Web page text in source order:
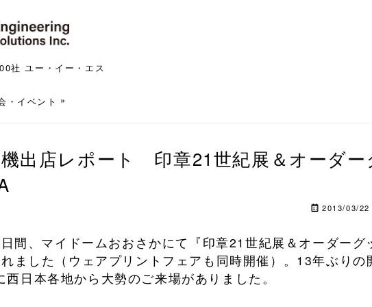
社 ユー・イー・エス
・イベント
出店レポート 印章21世紀展＆オーダー
2013/03/22
間、マイドームおおさかにて『印章21世紀展＆オーダーグ
ました（ウェアプリントフェアも同時開催）。13年ぶりの
日本各地から大勢のご来場がありました。